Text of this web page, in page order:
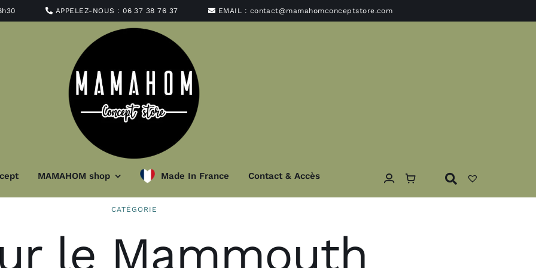
APPELEZ-NOUS :06 37 38 76 37 EMAIL : contact@mamahomconceptstore.com
MAMAHOM shop
abat-jour
Vaisselle
Coussins – Edredons- plaids
Made In France Contact & Accès
CATÉGORIE
le Mammouth